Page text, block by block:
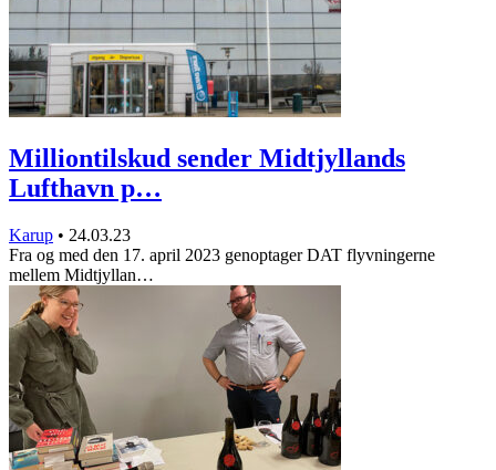
Milliontilskud sender Midtjyllands
Lufthavn p…
Karup • 24.03.23
Fra og med den 17. april 2023 genoptager DAT flyvningerne
mellem Midtjyllan…